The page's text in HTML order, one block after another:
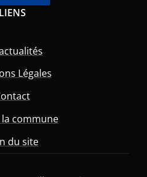
LIENS
Légales
la commune
du site